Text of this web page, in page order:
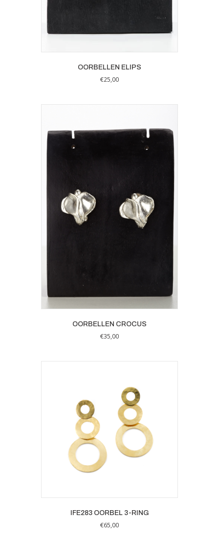
OORBELLEN ELIPS
€25,00
OORBELLEN CROCUS
€35,00
IFE283 OORBEL 3-RING
€65,00